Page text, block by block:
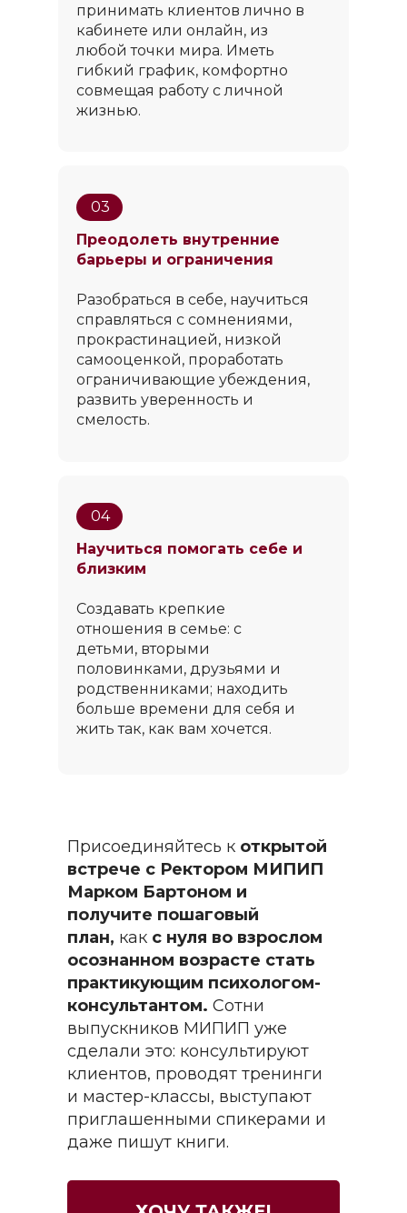
Научиться помогать себе и
близким
Создавать крепкие
отношения в семье: с
детьми, вторыми
половинками, друзьями и
родственниками; находить
больше времени для себя и
жить так, как вам хочется.
04
принимать клиентов лично в
кабинете или онлайн, из
любой точки мира. Иметь
гибкий график, комфортно
совмещая работу с личной
жизнью.
03
Преодолеть внутренние
барьеры и ограничения
Разобраться в себе, научиться
справляться с сомнениями,
прокрастинацией, низкой
самооценкой, проработать
ограничивающие убеждения,
развить уверенность и
смелость.
Присоединяйтесь к открытой
встрече с Ректором МИПИП
Марком Бартоном и
получите пошаговый
план, как с нуля во взрослом
осознанном возрасте стать
практикующим психологом-
консультантом. Сотни
выпускников МИПИП уже
сделали это: консультируют
клиентов, проводят тренинги
и мастер-классы, выступают
приглашенными спикерами и
даже пишут книги.
Автор образовательных программ
по психологии
Более 1 500 000 клиентов
по всему миру
Более 20 лет в профессии
Основатель
международного института
МАРК БАРТОН